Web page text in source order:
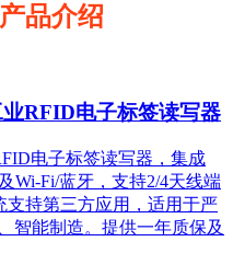
品介绍
RFID电子标签读写器
电子标签读写器，集成
Wi-Fi/蓝牙，支持2/4天线端
支持第三方应用，适用于严
智能制造。提供一年质保及